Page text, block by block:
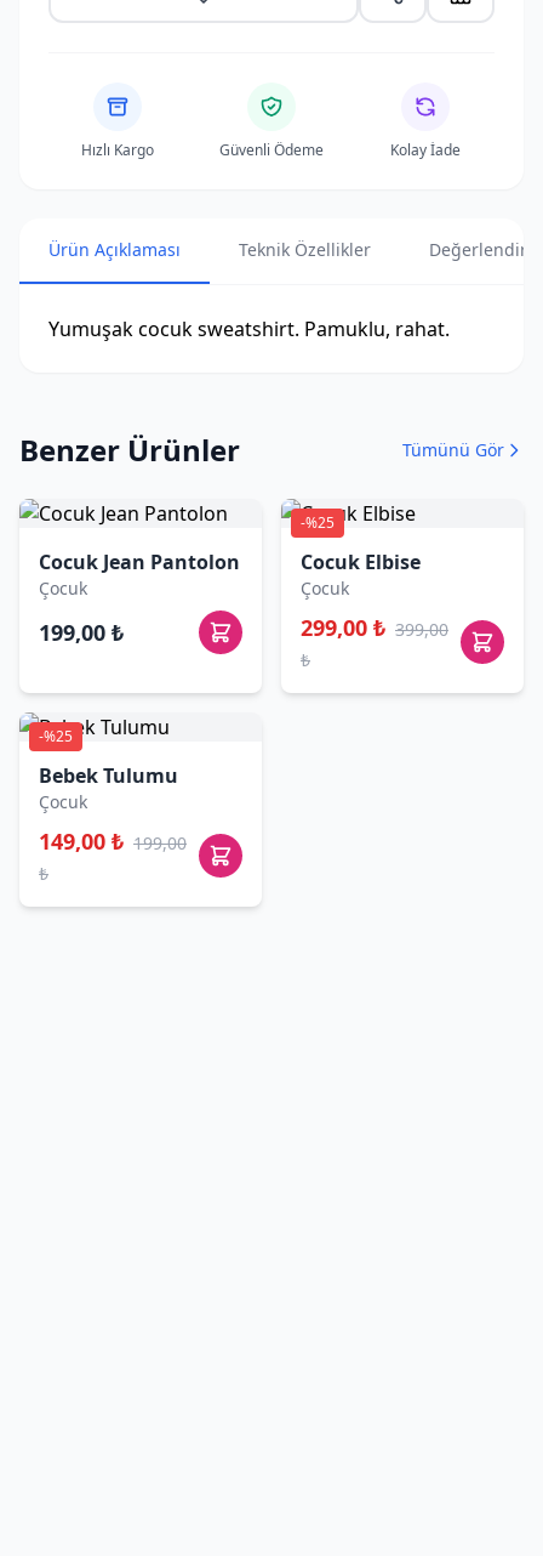
Hızlı Kargo Güvenli Ödeme Kolay İade
Ürün Açıklaması Teknik Özellikler
Yumuşak cocuk sweatshirt. Pamuklu, rahat.
Benzer Ürünler Tümünü Gör
Cocuk Jean Pantolon
Çocuk
199,00 ₺
-%25
Cocuk Elbise
Çocuk
299,00 ₺ 399,00
₺
-%25
Bebek Tulumu
Çocuk
149,00 ₺ 199,00
₺